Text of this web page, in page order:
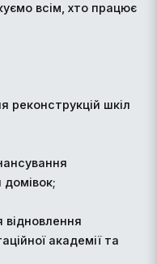
всім, хто працює
реконструкцій шкіл
домівок;
відновлення
академії та